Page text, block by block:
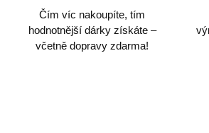
Čím víc nakoupíte, tím
hodnotnější dárky získáte –
včetně dopravy zdarma!